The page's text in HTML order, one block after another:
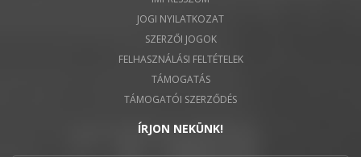
JOGI NYILATKOZAT
SZERZŐI JOGOK
FELHASZNÁLÁSI FELTÉTELEK
TÁMOGATÁS
TÁMOGATÓI SZERZŐDÉS
ÍRJON NEKÜNK!